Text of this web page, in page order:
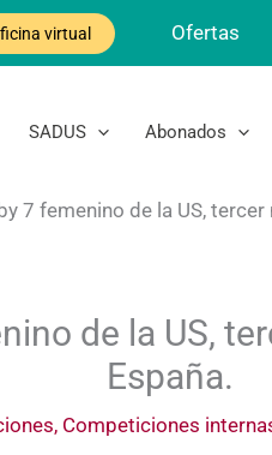
virtual Ofertas
SADUS Abonados
7 femenino de la US,
de la US,
España.
, Competiciones